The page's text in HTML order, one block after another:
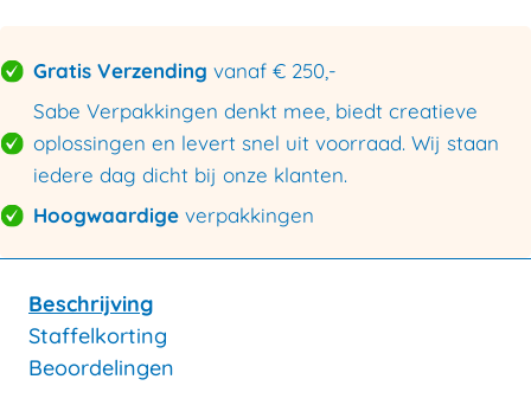
Gratis Verzending vanaf € 250,-
Sabe Verpakkingen denkt mee, biedt creatieve
oplossingen en levert snel uit voorraad. Wij staan
iedere dag dicht bij onze klanten.
Hoogwaardige verpakkingen
Beschrijving
Staffelkorting
Beoordelingen